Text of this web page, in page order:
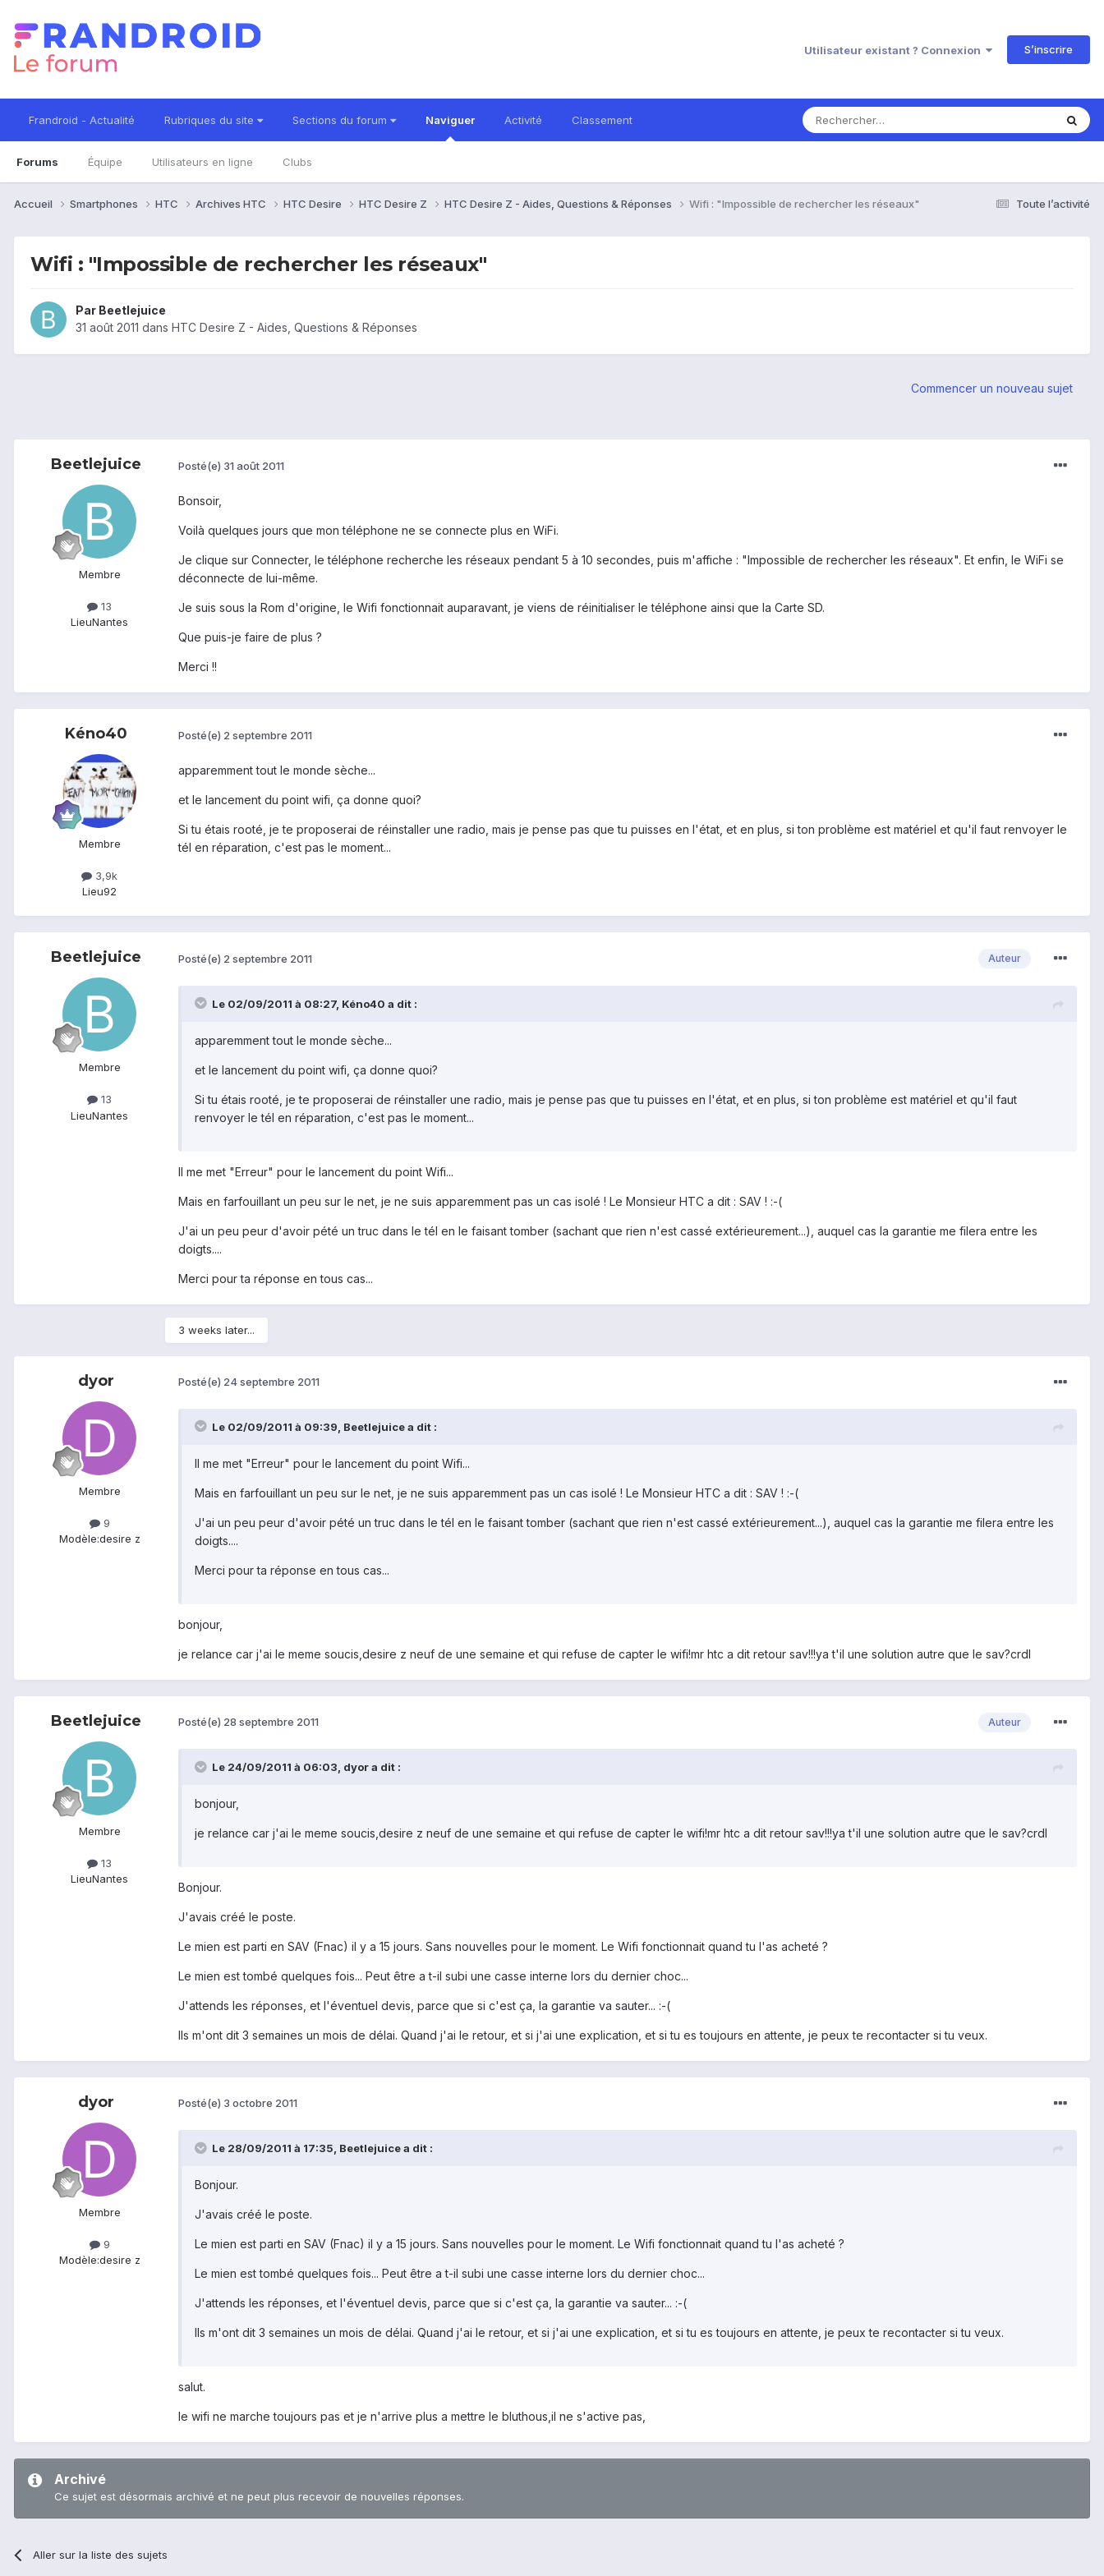
Utilisateur existant ? Connexion S’inscrire
Frandroid - Actualité Rubriques du site Sections du forum Naviguer
Forums Équipe Utilisateurs en ligne Clubs
Activité Classement
Toute l’activité
Accueil Smartphones HTC Archives HTC HTC Desire HTC Desire Z HTC Desire Z - Aides, Questions & Réponses Wifi : "Impossible de rechercher les réseaux"
Wifi : "Impossible de rechercher les réseaux"
Par Beetlejuice
31 août 2011 dans HTC Desire Z - Aides, Questions & Réponses
Commencer un nouveau sujet
Beetlejuice
Membre
13
LieuNantes
Posté(e) 31 août 2011
Bonsoir,
Voilà quelques jours que mon téléphone ne se connecte plus en WiFi.
Je clique sur Connecter, le téléphone recherche les réseaux pendant 5 à 10 secondes, puis m'affiche : "Impossible de rechercher les réseaux". Et enfin, le WiFi se
déconnecte de lui-même.
Je suis sous la Rom d'origine, le Wifi fonctionnait auparavant, je viens de réinitialiser le téléphone ainsi que la Carte SD.
Que puis-je faire de plus ?
Merci !!
Kéno40
Membre
3,9k
Lieu92
Posté(e) 2 septembre 2011
apparemment tout le monde sèche...
et le lancement du point wifi, ça donne quoi?
Si tu étais rooté, je te proposerai de réinstaller une radio, mais je pense pas que tu puisses en l'état, et en plus, si ton problème est matériel et qu'il faut renvoyer le
tél en réparation, c'est pas le moment...
Beetlejuice
Membre
13
LieuNantes
Auteur
Posté(e) 2 septembre 2011
Le 02/09/2011 à 08:27, Kéno40 a dit :
apparemment tout le monde sèche...
et le lancement du point wifi, ça donne quoi?
Si tu étais rooté, je te proposerai de réinstaller une radio, mais je pense pas que tu puisses en l'état, et en plus, si ton problème est matériel et qu'il faut
renvoyer le tél en réparation, c'est pas le moment...
Il me met "Erreur" pour le lancement du point Wifi...
Mais en farfouillant un peu sur le net, je ne suis apparemment pas un cas isolé ! Le Monsieur HTC a dit : SAV ! :-(
J'ai un peu peur d'avoir pété un truc dans le tél en le faisant tomber (sachant que rien n'est cassé extérieurement...), auquel cas la garantie me filera entre les
doigts....
Merci pour ta réponse en tous cas...
3 weeks later...
dyor
Membre
9
Modèle:desire z
Posté(e) 24 septembre 2011
Le 02/09/2011 à 09:39, Beetlejuice a dit :
Il me met "Erreur" pour le lancement du point Wifi...
Mais en farfouillant un peu sur le net, je ne suis apparemment pas un cas isolé ! Le Monsieur HTC a dit : SAV ! :-(
J'ai un peu peur d'avoir pété un truc dans le tél en le faisant tomber (sachant que rien n'est cassé extérieurement...), auquel cas la garantie me filera entre les
doigts....
Merci pour ta réponse en tous cas...
bonjour,
je relance car j'ai le meme soucis,desire z neuf de une semaine et qui refuse de capter le wifi!mr htc a dit retour sav!!!ya t'il une solution autre que le sav?crdl
Beetlejuice
Membre
13
LieuNantes
Auteur
Posté(e) 28 septembre 2011
Le 24/09/2011 à 06:03, dyor a dit :
bonjour,
je relance car j'ai le meme soucis,desire z neuf de une semaine et qui refuse de capter le wifi!mr htc a dit retour sav!!!ya t'il une solution autre que le sav?crdl
Bonjour.
J'avais créé le poste.
Le mien est parti en SAV (Fnac) il y a 15 jours. Sans nouvelles pour le moment. Le Wifi fonctionnait quand tu l'as acheté ?
Le mien est tombé quelques fois... Peut être a t-il subi une casse interne lors du dernier choc...
J'attends les réponses, et l'éventuel devis, parce que si c'est ça, la garantie va sauter... :-(
Ils m'ont dit 3 semaines un mois de délai. Quand j'ai le retour, et si j'ai une explication, et si tu es toujours en attente, je peux te recontacter si tu veux.
dyor
Membre
9
Modèle:desire z
Posté(e) 3 octobre 2011
Le 28/09/2011 à 17:35, Beetlejuice a dit :
Bonjour.
J'avais créé le poste.
Le mien est parti en SAV (Fnac) il y a 15 jours. Sans nouvelles pour le moment. Le Wifi fonctionnait quand tu l'as acheté ?
Le mien est tombé quelques fois... Peut être a t-il subi une casse interne lors du dernier choc...
J'attends les réponses, et l'éventuel devis, parce que si c'est ça, la garantie va sauter... :-(
Ils m'ont dit 3 semaines un mois de délai. Quand j'ai le retour, et si j'ai une explication, et si tu es toujours en attente, je peux te recontacter si tu veux.
salut.
le wifi ne marche toujours pas et je n'arrive plus a mettre le bluthous,il ne s'active pas,
Archivé
Ce sujet est désormais archivé et ne peut plus recevoir de nouvelles réponses.
Aller sur la liste des sujets